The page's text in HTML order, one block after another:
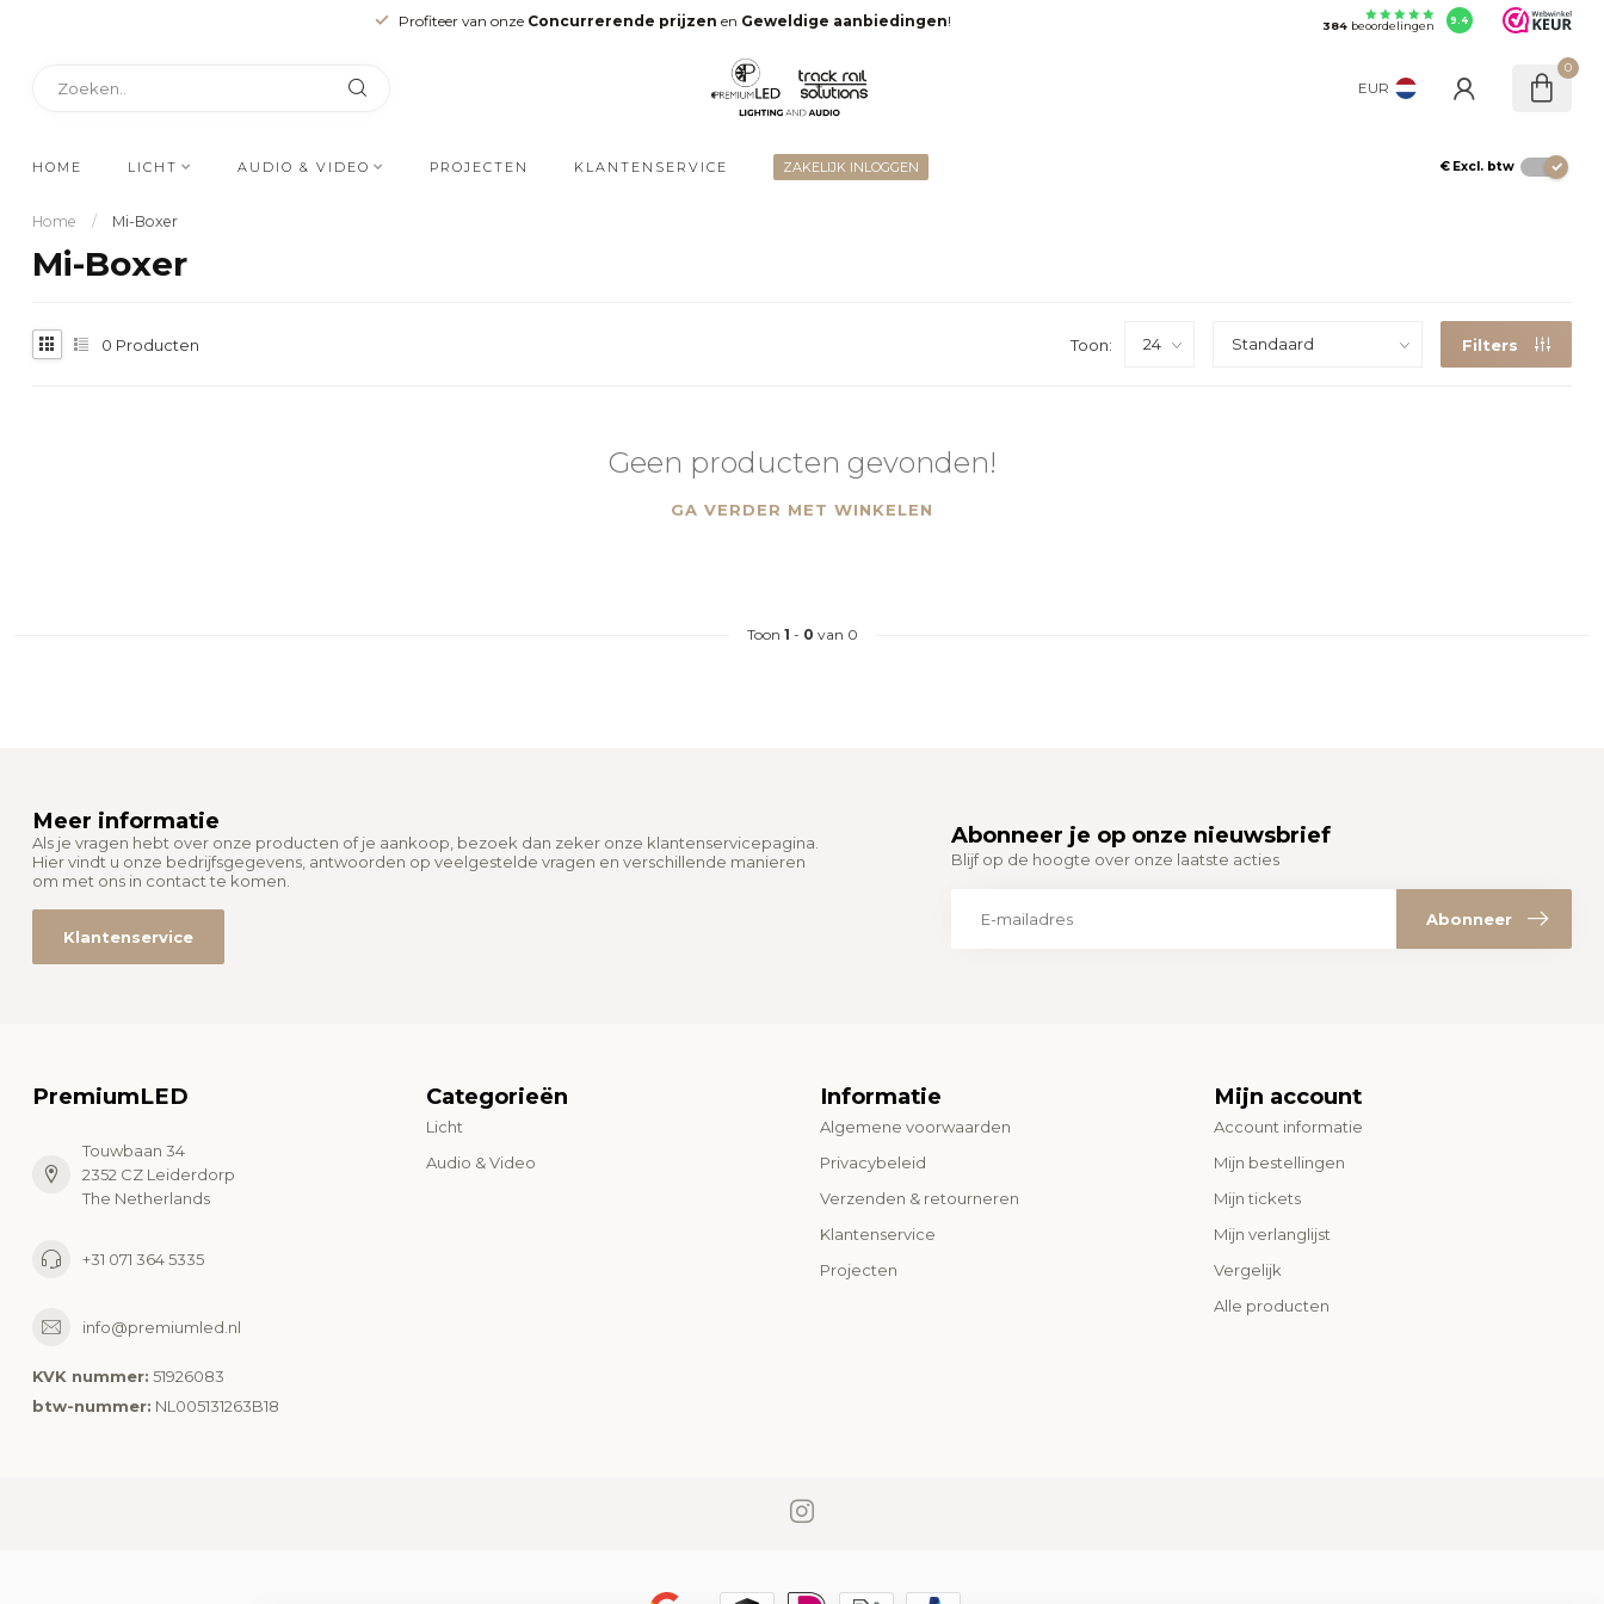
Profiteer van onze Concurrerende prijzen en Geweldige aanbiedingen! 384beoordelingen 9.4
EUR
0
HOME LICHT AUDIO & VIDEO PROJECTEN KLANTENSERVICE ZAKELIJK INLOGGEN € Excl. btw
Home / Mi-Boxer
Mi-Boxer
0 Producten Toon: Filters
Geen producten gevonden!
GA VERDER MET WINKELEN
Toon 1 - 0 van 0
Meer informatie
Als je vragen hebt over onze producten of je aankoop, bezoek dan zeker onze klantenservicepagina.
Hier vindt u onze bedrijfsgegevens, antwoorden op veelgestelde vragen en verschillende manieren
om met ons in contact te komen.
Klantenservice
Abonneer je op onze nieuwsbrief
Blijf op de hoogte over onze laatste acties
Abonneer
PremiumLED
Touwbaan 34
2352 CZ Leiderdorp
The Netherlands
+31 071 364 5335
info@premiumled.nl
KVK nummer: 51926083
btw-nummer: NL005131263B18
Categorieën
Licht
Audio & Video
Informatie
Algemene voorwaarden
Privacybeleid
Verzenden & retourneren
Klantenservice
Projecten
Mijn account
Account informatie
Mijn bestellingen
Mijn tickets
Mijn verlanglijst
Vergelijk
Alle producten